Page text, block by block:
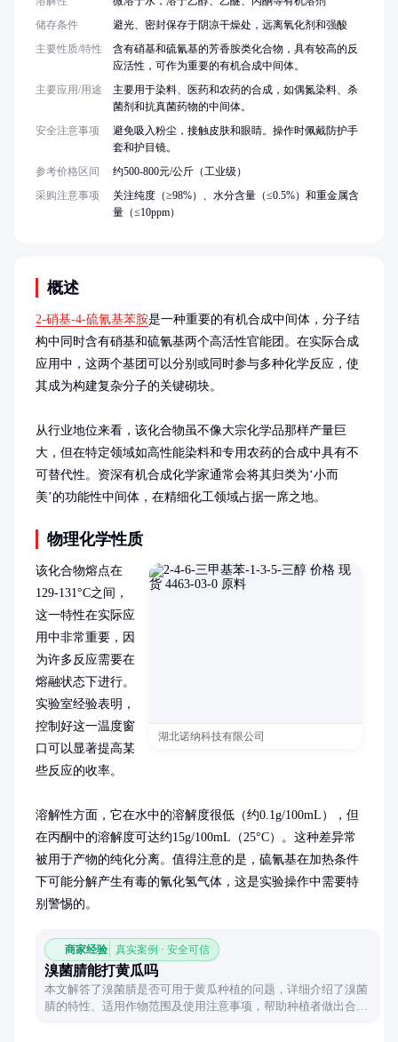
概述
2-硝基-4-硫氰基苯胺是一种重要的有机合成中间体，分子结
构中同时含有硝基和硫氰基两个高活性官能团。在实际合成
应用中，这两个基团可以分别或同时参与多种化学反应，使
其成为构建复杂分子的关键砌块。
从行业地位来看，该化合物虽不像大宗化学品那样产量巨
大，但在特定领域如高性能染料和专用农药的合成中具有不
可替代性。资深有机合成化学家通常会将其归类为‘小而
美’的功能性中间体，在精细化工领域占据一席之地。
物理化学性质
湖北诺纳科技有限公司
该化合物熔点在
129-131°C之间，
这一特性在实际应
用中非常重要，因
为许多反应需要在
熔融状态下进行。
实验室经验表明，
控制好这一温度窗
口可以显著提高某
些反应的收率。
溶解性方面，它在水中的溶解度很低（约0.1g/100mL），但
在丙酮中的溶解度可达约15g/100mL（25°C）。这种差异常
被用于产物的纯化分离。值得注意的是，硫氰基在加热条件
下可能分解产生有毒的氰化氢气体，这是实验操作中需要特
别警惕的。
商家经验 真实案例 · 安全可信
溴菌腈能打黄瓜吗
本文解答了溴菌腈是否可用于黄瓜种植的问题，详细介绍了溴菌
腈的特性、适用作物范围及使用注意事项，帮助种植者做出合理
储存条件
避光、密封保存于阴凉干燥处，远离氧化剂和强酸
主要性质/特性
含有硝基和硫氰基的芳香胺类化合物，具有较高的反
应活性，可作为重要的有机合成中间体。
主要应用/用途
主要用于染料、医药和农药的合成，如偶氮染料、杀
菌剂和抗真菌药物的中间体。
安全注意事项
避免吸入粉尘，接触皮肤和眼睛。操作时佩戴防护手
套和护目镜。
参考价格区间
约500-800元/公斤（工业级）
采购注意事项
关注纯度（≥98%）、水分含量（≤0.5%）和重金属含
量（≤10ppm）